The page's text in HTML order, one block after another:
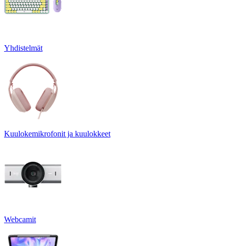
Yhdistelmät
Kuulokemikrofonit ja kuulokkeet
Webcamit